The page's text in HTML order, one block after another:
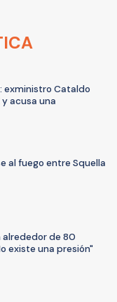
exministro Cataldo
acusa una
al fuego entre Squella
de 80
existe una presión"